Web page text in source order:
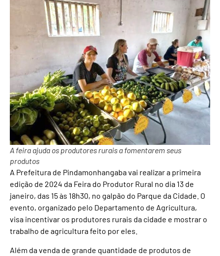
A feira ajuda os produtores rurais a fomentarem seus
produtos
A Prefeitura de Pindamonhangaba vai realizar a primeira
edição de 2024 da Feira do Produtor Rural no dia 13 de
janeiro, das 15 às 18h30, no galpão do Parque da Cidade. O
evento, organizado pelo Departamento de Agricultura,
visa incentivar os produtores rurais da cidade e mostrar o
trabalho de agricultura feito por eles.
Além da venda de grande quantidade de produtos de